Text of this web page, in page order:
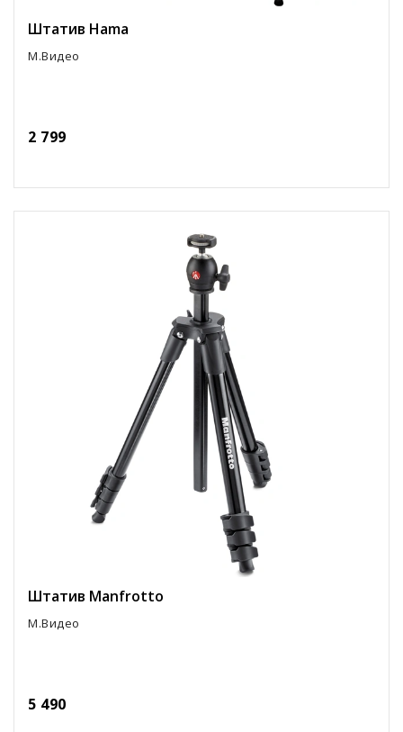
Штатив Hama
М.Видео
2 799
Штатив Manfrotto
М.Видео
5 490